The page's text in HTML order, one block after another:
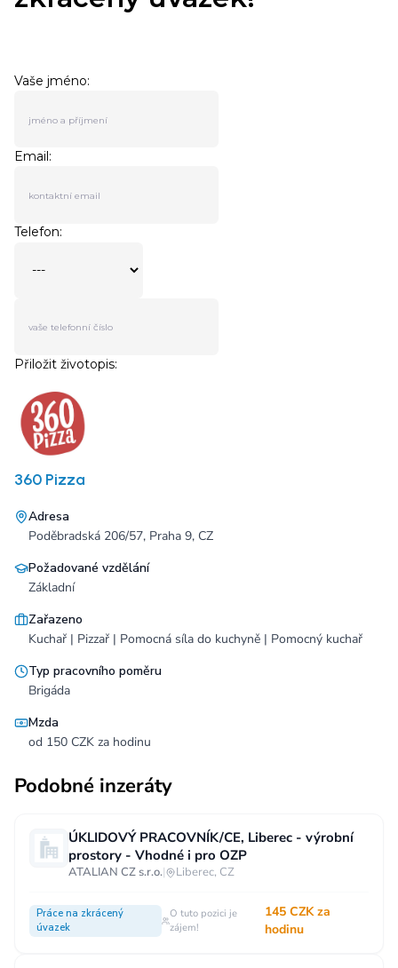
360 Pizza
Adresa
Poděbradská 206/57, Praha 9, CZ
Požadované vzdělání
Základní
Zařazeno
Kuchař | Pizzař | Pomocná síla do kuchyně | Pomocný kuchař
Typ pracovního poměru
Brigáda
Mzda
od 150 CZK za hodinu
Podobné inzeráty
ÚKLIDOVÝ PRACOVNÍK/CE, Liberec - výrobní
prostory - Vhodné i pro OZP
ATALIAN CZ s.r.o.| Liberec, CZ
Práce na zkrácený
úvazek
O tuto pozici je
zájem!
145 CZK za
hodinu